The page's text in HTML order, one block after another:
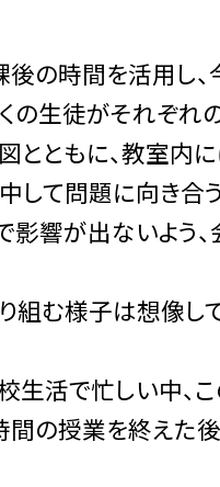
後の時間を活用し
の生徒がそれぞれ
とともに、教室内
して問題に向き合
影響が出ないよう
組む様子は想像し
生活で忙しい中、
の授業を終えた